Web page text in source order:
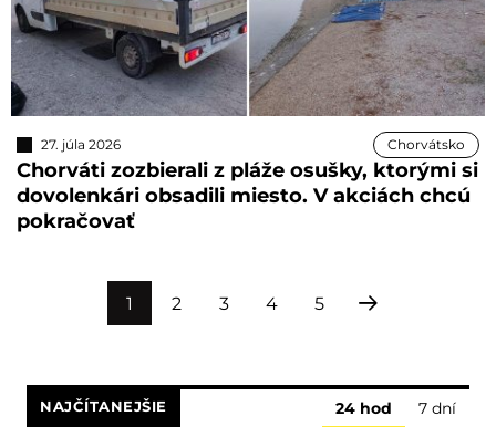
27. júla 2026 Chorvátsko
Chorváti zozbierali z pláže osušky, ktorými si
dovolenkári obsadili miesto. V akciách chcú
pokračovať
1 2 3 4 5
NAJČÍTANEJŠIE 24 hod 7 dní